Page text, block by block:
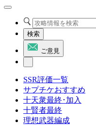
検索
ご意見
SSR評価一覧
サプチケおすすめ
十天衆最終･加入
十賢者最終
理想武器編成